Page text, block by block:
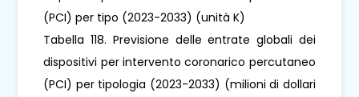
(PCI) per tipo (2023-2033) (unità K)
Tabella 118. Previsione delle entrate globali dei
dispositivi per intervento coronarico percutaneo
(PCI) per tipologia (2023-2033) (milioni di dollari